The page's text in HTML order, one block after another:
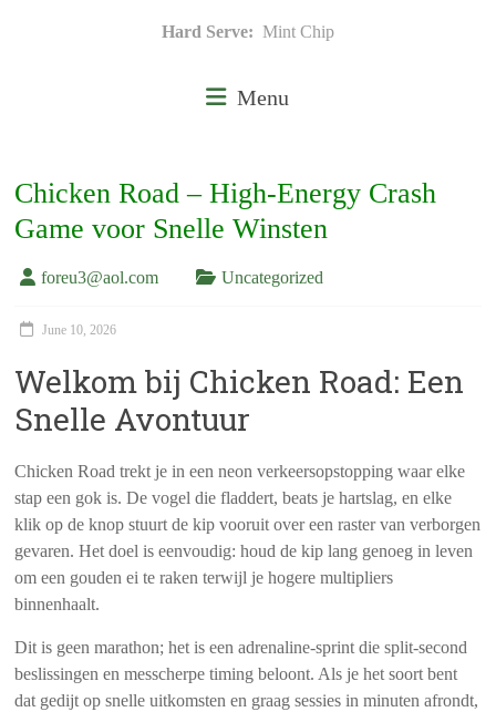
Hard Serve: Mint Chip
Menu
Chicken Road – High‑Energy Crash
Game voor Snelle Winsten
foreu3@aol.com Uncategorized
June 10, 2026
Welkom bij Chicken Road: Een
Snelle Avontuur
Chicken Road trekt je in een neon verkeersopstopping waar elke
stap een gok is. De vogel die fladdert, beats je hartslag, en elke
klik op de knop stuurt de kip vooruit over een raster van verborgen
gevaren. Het doel is eenvoudig: houd de kip lang genoeg in leven
om een gouden ei te raken terwijl je hogere multipliers
binnenhaalt.
Dit is geen marathon; het is een adrenaline-sprint die split‑second
beslissingen en messcherpe timing beloont. Als je het soort bent
dat gedijt op snelle uitkomsten en graag sessies in minuten afrondt,